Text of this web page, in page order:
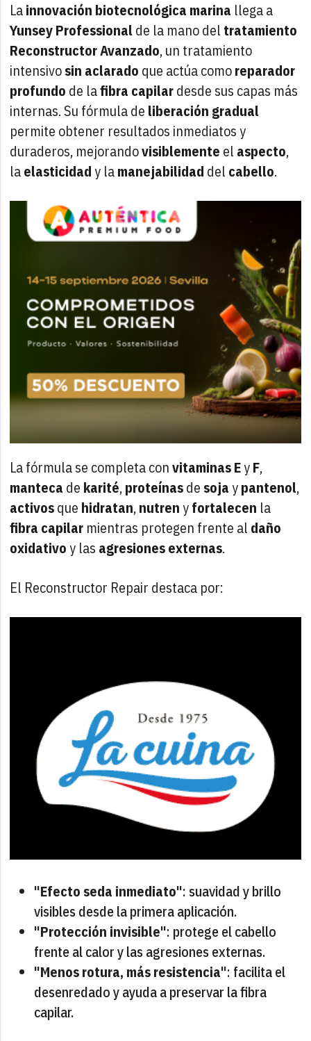
Lainnovación biotecnológica marina llega a
Yunsey Professionalde la mano del tratamiento
Reconstructor Avanzado, un tratamiento
intensivosin aclarado que actúa comoreparador
profundo de lafibra capilardesde sus capas más
internas. Su fórmula de liberación gradual
permite obtener resultados inmediatos y
duraderos, mejorandovisiblemente el aspecto,
laelasticidady lamanejabilidad del cabello.
La fórmula se completa convitaminas EyF,
manteca de karité,proteínasde sojaypantenol,
activosque hidratan,nutrenyfortalecen la
fibra capilar mientras protegen frente al daño
oxidativoy las agresionesexternas.
El Reconstructor Repair destaca por:
"Efecto seda inmediato": suavidad y brillo
visibles desde la primera aplicación.
"Protección invisible": protege el cabello
frente al calor y las agresiones externas.
"Menos rotura, más resistencia": facilita el
desenredado y ayuda a preservar la fibra
capilar.